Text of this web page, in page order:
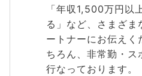
「年収1,500万円以
る」など、さまざ
ートナーにお伝えく
ちろん、非常勤・ス
行なっております。